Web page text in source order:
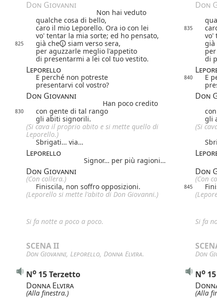
Don Giovanni Don
Non hai veduto
qualche cosa di bello,
caro il mio Leporello. Ora io con lei
835
vo' tentar la mia sorte; ed ho pensato,
vo'
825 già che siam verso sera,
già
per aguzzarle meglio l'appetito
di presentarmi a lei col tuo vestito.
di
Leporello
E perché non potreste 840
E
presentarvi col vostro?
Don Giovanni Don
Han poco credito
830 con gente di tal rango
gli abiti signorili.
gli
(Si cava il proprio abito e si mette quello di
Leporello.)
(Si
Sbrigati… via…
Leporello
Signor… per più ragioni…
Don Giovanni Don
(Con collera.)
(Con
Finiscila, non soffro opposizioni.
845
(Leporello si mette l'abito di Don Giovanni.)
Si fa notte a poco a poco. Si fa
SCENA II
Don Giovanni, Leporello, Donna Elvira. Don
No 15 Terzetto No
Donna Elvira
(Alla finestra.)
(Alla